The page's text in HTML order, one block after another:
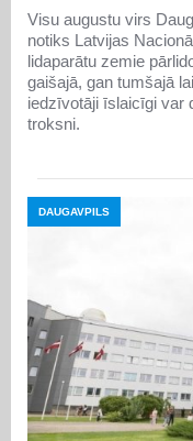
Visu augustu virs
notiks Latvijas
lidaparātu zemie
gaišajā, gan tumšajā
iedzīvotāji īslaicīgi var
troksni.
DAUGAVPILS